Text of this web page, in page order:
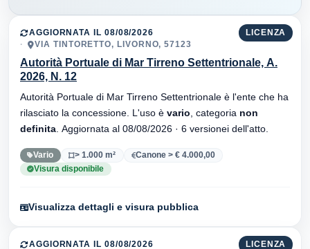
LICENZA
AGGIORNATA IL 08/08/2026
VIA TINTORETTO, LIVORNO, 57123
Autorità Portuale di Mar Tirreno Settentrionale, A.
2026, N. 12
Autorità Portuale di Mar Tirreno Settentrionale è l'ente che ha
rilasciato la concessione. L'uso è vario , categoria non
definita
. Aggiornata al 08/08/2026 · 6 versionei dell'atto.
Vario > 1.000 m²
Canone > € 4.000,00
Visura disponibile
Visualizza dettagli e visura pubblica
LICENZA
AGGIORNATA IL 08/08/2026